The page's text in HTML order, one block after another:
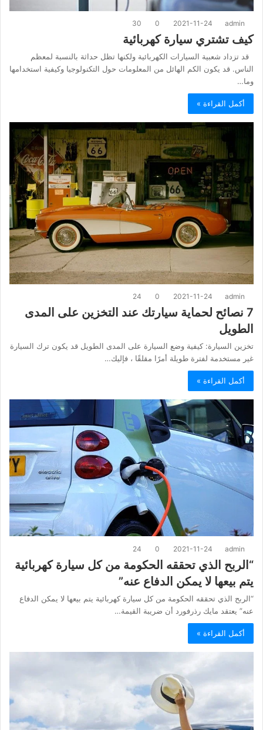
admin
2021-11-24
0
30
كيف تشتري سيارة كهربائية
قد تزداد شعبية السيارات الكهربائية ولكنها تظل حداثة بالنسبة لمعظم
الناس. قد يكون الكم الهائل من المعلومات حول التكنولوجيا وكيفية استخدامها
وما…
أكمل القراءة »
admin
2021-11-24
0
24
7 نصائح لحماية سيارتك عند التخزين على المدى
الطويل
تخزين السيارة: كيفية وضع السيارة على المدى الطويل قد يكون ترك السيارة
غير مستخدمة لفترة طويلة أمرًا مقلقًا ، فإليك…
أكمل القراءة »
admin
2021-11-24
0
24
“الربح الذي تحققه الحكومة من كل سيارة كهربائية
يتم بيعها لا يمكن الدفاع عنه”
“الربح الذي تحققه الحكومة من كل سيارة كهربائية يتم بيعها لا يمكن الدفاع
عنه” يعتقد مايك رذرفورد أن ضريبة القيمة…
أكمل القراءة »